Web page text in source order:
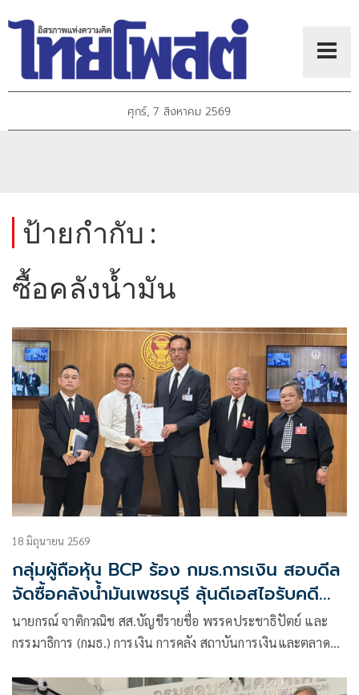
ศุกร์, 7 สิงหาคม 2569
ป้ายกำกับ :
ซื้อคลังน้ำมัน
18 มิถุนายน 2569
กลุ่มผู้ถือหุ้น BCP ร้อง กมธ.การเงิน สอบดีล
จัดซื้อคลังน้ำมันเพชรบุรี ลุ้นดีเอสไอรับคดี
พิเศษ
นายกรณ์ จาติกวณิช สส.บัญชีรายชื่อ พรรคประชาธิปัตย์ และ
กรรมาธิการ (กมธ.) การเงิน การคลัง สถาบันการเงินและตลาด
รายย่อย บมจ.บางจาก เพื่อติดตามผลการสอบสวน กรณีซื้อขาย